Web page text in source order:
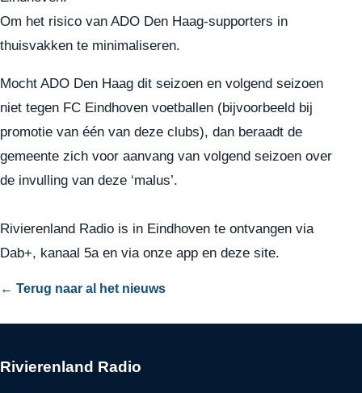
Om het risico van ADO Den Haag-supporters in
thuisvakken te minimaliseren.
Mocht ADO Den Haag dit seizoen en volgend seizoen
niet tegen FC Eindhoven voetballen (bijvoorbeeld bij
promotie van één van deze clubs), dan beraadt de
gemeente zich voor aanvang van volgend seizoen over
de invulling van deze ‘malus’.
Rivierenland Radio is in Eindhoven te ontvangen via
Dab+, kanaal 5a en via onze app en deze site.
← Terug naar al het nieuws
Rivierenland Radio